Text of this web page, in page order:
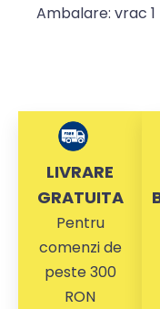
Ambalare: vrac 1
LIVRARE
GRATUITA
Pentru
comenzi de
peste 300
RON